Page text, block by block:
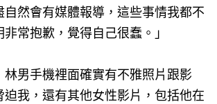
自然會有媒體報導，這些事情我都不
常抱歉，覺得自己很蠢。」
林男手機裡面確實有不雅照片跟影
迫我，還有其他女性影片，包括他在